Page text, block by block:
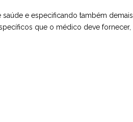
e especificando também demais
que o médico deve fornecer,